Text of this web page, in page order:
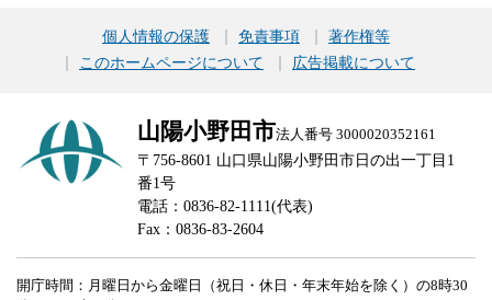
個人情報の保護 免責事項
著作権等
このホームページについて
広告掲載について
山陽小野田市法人番号 3000020352161
〒756-8601 山口県山陽小野田市日の出一丁目1
番1号
電話：0836-82-1111(代表)
Fax：0836-83-2604
開庁時間：月曜日から金曜日（祝日・休日・年末年始を除く）の8時30